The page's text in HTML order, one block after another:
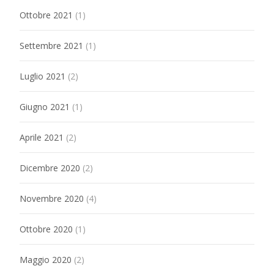
Ottobre 2021 (1)
Settembre 2021 (1)
Luglio 2021 (2)
Giugno 2021 (1)
Aprile 2021 (2)
Dicembre 2020 (2)
Novembre 2020 (4)
Ottobre 2020 (1)
Maggio 2020 (2)